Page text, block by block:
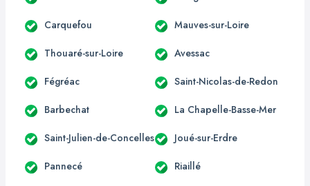
Carquefou Mauves-sur-Loire
Thouaré-sur-Loire Avessac
Fégréac Saint-Nicolas-de-Redon
Barbechat La Chapelle-Basse-Mer
Saint-Julien-de-Concelles Joué-sur-Erdre
Pannecé Riaillé